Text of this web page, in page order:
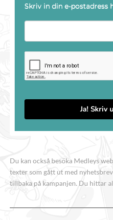
Skriv in din e-postadress
Ja! Skriv
Du kan också besöka Medleys
texter som gått ut med
tillbaka på kampanjen. Du hittar